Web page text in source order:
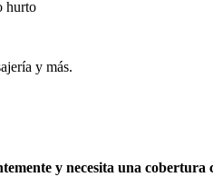
hurto
y más.
y necesita una cobertura